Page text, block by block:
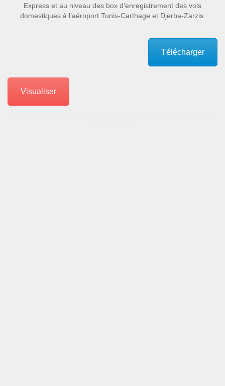
Express et au niveau des box d’enregistrement des vols
domestiques à l’aéroport Tunis-Carthage et Djerba-Zarzis.
Télécharger
Visualiser